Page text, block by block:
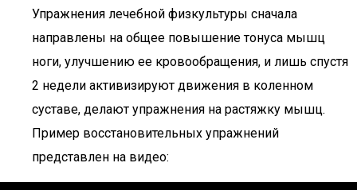
Упражнения лечебной физкультуры сначала
направлены на общее повышение тонуса мышц
ноги, улучшению ее кровообращения, и лишь спустя
2 недели активизируют движения в коленном
суставе, делают упражнения на растяжку мышц.
Пример восстановительных упражнений
представлен на видео: